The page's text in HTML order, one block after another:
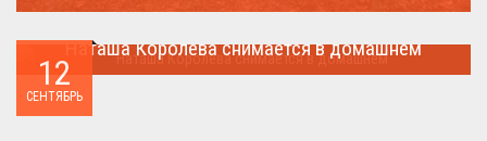
12
СЕНТЯБРЬ
Наташа Королева снимается в домашнем